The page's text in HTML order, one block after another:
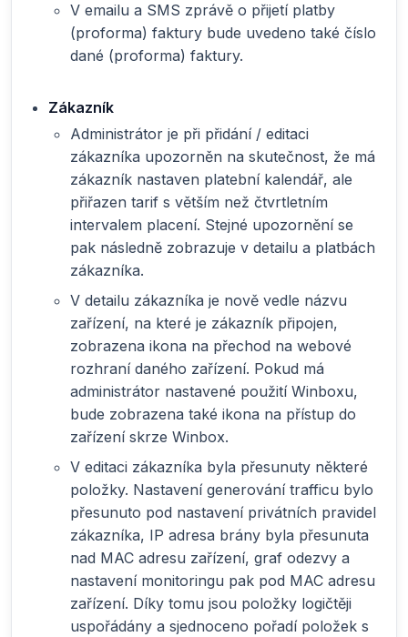
V emailu a SMS zprávě o přijetí platby
(proforma) faktury bude uvedeno také číslo
dané (proforma) faktury.
Zákazník
Administrátor je při přidání / editaci
zákazníka upozorněn na skutečnost, že má
zákazník nastaven platební kalendář, ale
přiřazen tarif s větším než čtvrtletním
intervalem placení. Stejné upozornění se
pak následně zobrazuje v detailu a platbách
zákazníka.
V detailu zákazníka je nově vedle názvu
zařízení, na které je zákazník připojen,
zobrazena ikona na přechod na webové
rozhraní daného zařízení. Pokud má
administrátor nastavené použití Winboxu,
bude zobrazena také ikona na přístup do
zařízení skrze Winbox.
V editaci zákazníka byla přesunuty některé
položky. Nastavení generování trafficu bylo
přesunuto pod nastavení privátních pravidel
zákazníka, IP adresa brány byla přesunuta
nad MAC adresu zařízení, graf odezvy a
nastavení monitoringu pak pod MAC adresu
zařízení. Díky tomu jsou položky logičtěji
uspořádány a sjednoceno pořadí položek s